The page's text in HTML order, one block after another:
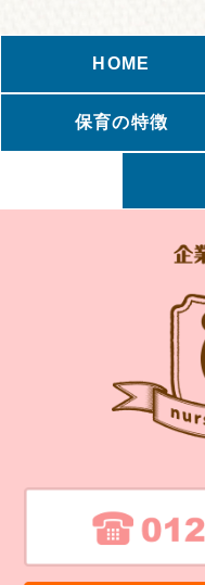
HOME
保育の特徴